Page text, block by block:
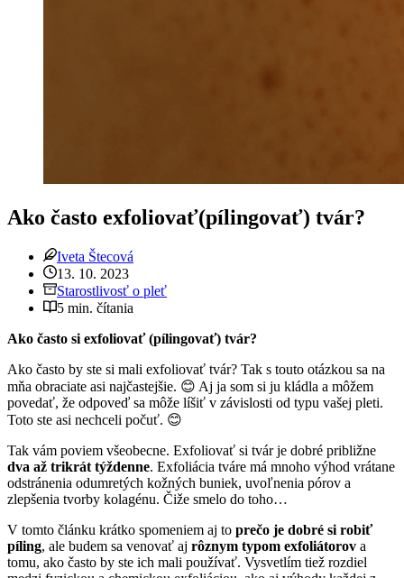
Ako často exfoliovať(pílingovať) tvár?
Iveta Štecová
13. 10. 2023
Starostlivosť o pleť
5 min. čítania
Ako často si exfoliovať (pílingovať) tvár?
Ako často by ste si mali exfoliovať tvár? Tak s touto otázkou sa na
mňa obraciate asi najčastejšie. 😊 Aj ja som si ju kládla a môžem
povedať, že odpoveď sa môže líšiť v závislosti od typu vašej pleti.
Toto ste asi nechceli počuť. 😊
Tak vám poviem všeobecne. Exfoliovať si tvár je dobré približne
dva až trikrát týždenne. Exfoliácia tváre má mnoho výhod vrátane
odstránenia odumretých kožných buniek, uvoľnenia pórov a
zlepšenia tvorby kolagénu. Čiže smelo do toho…
V tomto článku krátko spomeniem aj to prečo je dobré si robiť
píling, ale budem sa venovať aj rôznym typom exfoliátorov a
tomu, ako často by ste ich mali používať. Vysvetlím tiež rozdiel